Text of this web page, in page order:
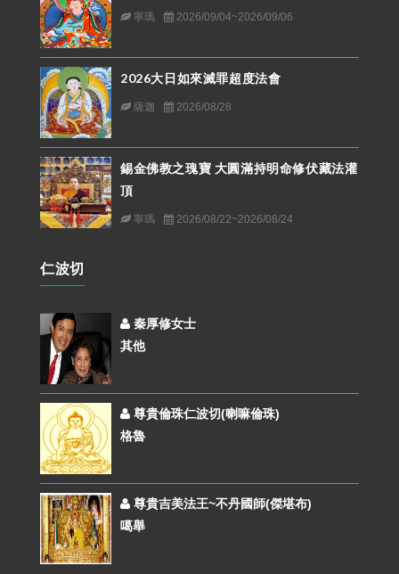
寧瑪 2026/09/04~2026/09/06
2026大日如來滅罪超度法會
薩迦 2026/08/28
錫金佛教之瑰寶 大圓滿持明命修伏藏法灌
頂
寧瑪 2026/08/22~2026/08/24
仁波切
秦厚修女士
其他
尊貴倫珠仁波切(喇嘛倫珠)
格魯
尊貴吉美法王~不丹國師(傑堪布)
噶舉